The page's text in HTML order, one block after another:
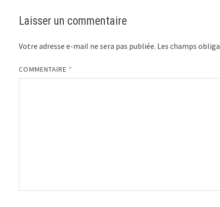
Laisser un commentaire
Votre adresse e-mail ne sera pas publiée. Les champs
COMMENTAIRE *